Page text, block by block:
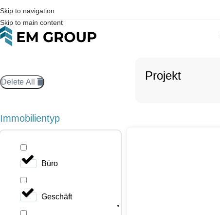
Skip to navigation
Skip to main content
Delete All
Immobilientyp
Büro
Geschäft
Projekt